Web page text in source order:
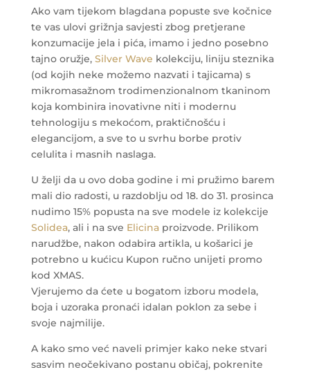
Ako vam tijekom blagdana popuste sve kočnice
te vas ulovi grižnja savjesti zbog pretjerane
konzumacije jela i pića, imamo i jedno posebno
tajno oružje, Silver Wave kolekciju, liniju steznika
(od kojih neke možemo nazvati i tajicama) s
mikromasažnom trodimenzionalnom tkaninom
koja kombinira inovativne niti i modernu
tehnologiju s mekoćom, praktičnošću i
elegancijom, a sve to u svrhu borbe protiv
celulita i masnih naslaga.
U želji da u ovo doba godine i mi pružimo barem
mali dio radosti, u razdoblju od 18. do 31. prosinca
nudimo 15% popusta na sve modele iz kolekcije
Solidea, ali i na sve Elicinaproizvode. Prilikom
narudžbe, nakon odabira artikla, u košarici je
potrebno u kućicu Kupon ručno unijeti promo
kod XMAS.
Vjerujemo da ćete u bogatom izboru modela,
boja i uzoraka pronaći idalan poklon za sebe i
svoje najmilije.
A kako smo već naveli primjer kako neke stvari
sasvim neočekivano postanu običaj, pokrenite